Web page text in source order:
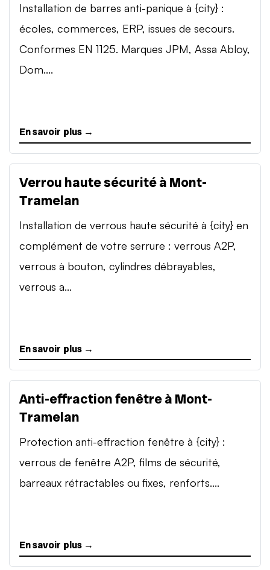
Installation de barres anti-panique à {city} :
écoles, commerces, ERP, issues de secours.
Conformes EN 1125. Marques JPM, Assa Abloy,
Dom....
En savoir plus →
Verrou haute sécurité à Mont-
Tramelan
Installation de verrous haute sécurité à {city} en
complément de votre serrure : verrous A2P,
verrous à bouton, cylindres débrayables,
verrous a...
En savoir plus →
Anti-effraction fenêtre à Mont-
Tramelan
Protection anti-effraction fenêtre à {city} :
verrous de fenêtre A2P, films de sécurité,
barreaux rétractables ou fixes, renforts....
En savoir plus →